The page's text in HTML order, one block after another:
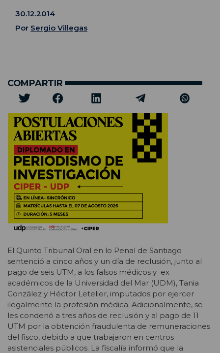
30.12.2014
Por Sergio Villegas
COMPARTIR
El Quinto Tribunal Oral en lo Penal de Santiago
sentenció a cinco años y un día de reclusión, junto al
pago de seis UTM, a los falsos médicos y ex
académicos de la Universidad del Mar (UDM), Tania
González y Héctor Letelier, imputados por ejercer
ilegalmente la profesión médica. Adicionalmente, se
les condenó a tres años de reclusión y al pago de 11
UTM por la obtención fraudulenta de remuneraciones
del fisco, debido a que trabajaron en centros
asistenciales públicos. La fiscalía informó que la